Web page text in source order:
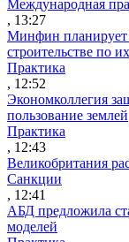
Международная
, 13:27
Минфин планирует
строительстве по
Практика
, 12:52
Экономколлегия
пользование землей
Практика
, 12:43
Великобритания
Санкции
, 12:41
АБД предложила
моделей